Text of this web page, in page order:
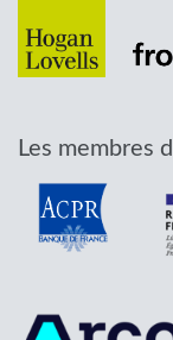
Les membres